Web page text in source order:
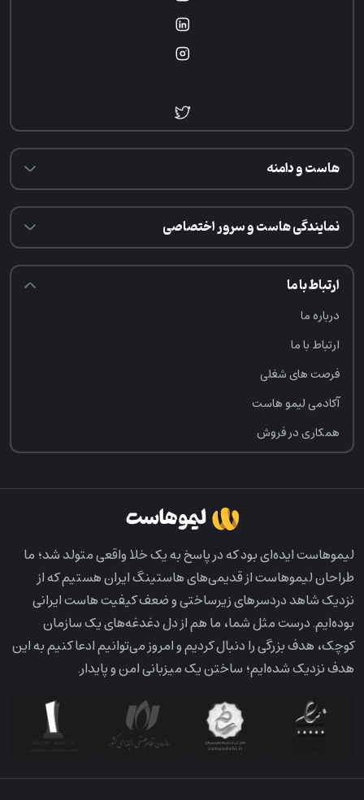
هاست و دامنه
نمایندگی هاست و سرور اختصاصی
ارتباط با ما
درباره ما
ارتباط با ما
فرصت‌ های شغلی
آکادمی لیمو هاست
همکاری در فروش
لیمو‌هاست ایده‌ای بود که در پاسخ به یک خلا واقعی متولد شد؛ ما
طراحان لیمو‌هاست از قدیمی‌های هاستینگ ایران هستیم که از
نزدیک شاهد دردسرهای زیرساختی و ضعف کیفیت هاست ایرانی
بوده‌ایم. درست مثل شما، ما هم از دل دغدغه‌های یک سازمان
کوچک، هدف بزرگی را دنبال کردیم و امروز می‌توانیم ادعا کنیم به این
هدف نزدیک شده‌ایم؛ ساختن یک میزبانی امن و پایدار.